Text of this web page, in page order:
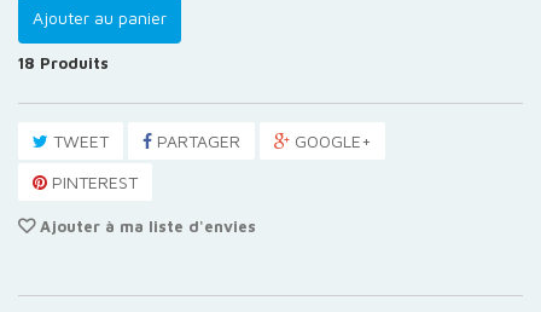
Ajouter au panier
18 Produits
TWEET PARTAGER
GOOGLE+
PINTEREST
Ajouter à ma liste d'envies